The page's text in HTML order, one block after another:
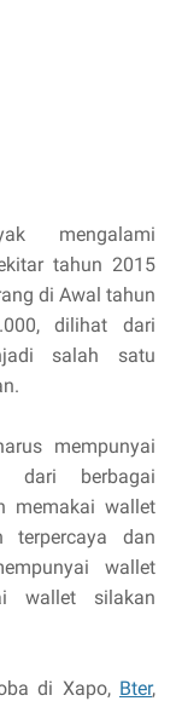
mengalami
tahun 2015
di Awal tahun
dilihat dari
salah satu
mempunyai
dari berbagai
memakai wallet
dan
wallet
wallet silakan
di Xapo, Bter,